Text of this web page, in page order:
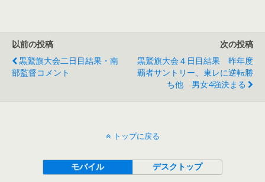
以前の投稿
黒鷲旗大会二日目結果・南
部監督コメント
次の投稿
黒鷲旗大会４日目結果 昨年度
覇者サントリー、東レに逆転勝
ち他 男女4強決まる
トップに戻る
モバイル デスクトップ